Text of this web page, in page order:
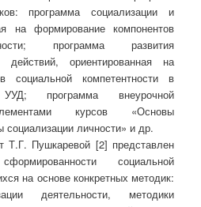
программа социализации и
на формирование компонентов
программа развития
действий, ориентированная на
социальной компетентности в
программа внеурочной
курсов «Основы
социализации личности» и др.
Т.Г. Пушкаревой [2] представлен
социальной
на основе конкретных методик:
деятельности, методики